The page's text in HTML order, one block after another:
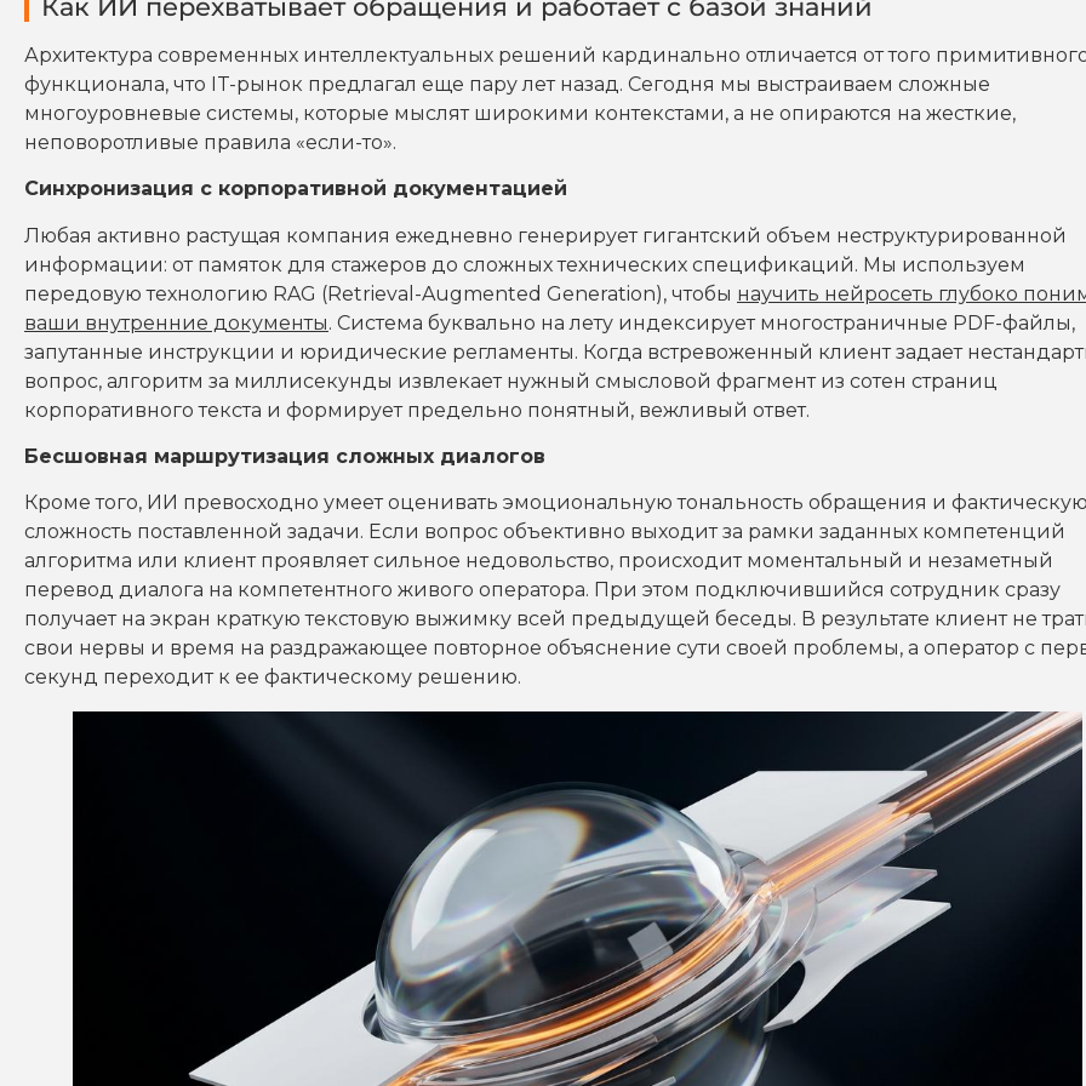
Как ИИ перехватывает обращения и работает с базой знаний
Архитектура современных интеллектуальных решений кардинально отличается от того
функционала, что IT-рынок предлагал еще пару лет назад. Сегодня мы выстраиваем сложные
многоуровневые системы, которые мыслят широкими контекстами, а не опираются на жесткие,
неповоротливые правила «если-то».
Синхронизация с корпоративной документацией
Любая активно растущая компания ежедневно генерирует гигантский объем неструктурированной
информации: от памяток для стажеров до сложных технических спецификаций. Мы используем
передовую технологию RAG (Retrieval-Augmented Generation), чтобы научить нейросеть глубоко
ваши внутренние документы. Система буквально на лету индексирует многостраничные PDF-файлы,
запутанные инструкции и юридические регламенты. Когда встревоженный клиент задает
вопрос, алгоритм за миллисекунды извлекает нужный смысловой фрагмент из сотен страниц
корпоративного текста и формирует предельно понятный, вежливый ответ.
Бесшовная маршрутизация сложных диалогов
Кроме того, ИИ превосходно умеет оценивать эмоциональную тональность обращения и фактическую
сложность поставленной задачи. Если вопрос объективно выходит за рамки заданных компетенций
алгоритма или клиент проявляет сильное недовольство, происходит моментальный и незаметный
перевод диалога на компетентного живого оператора. При этом подключившийся сотрудник сразу
получает на экран краткую текстовую выжимку всей предыдущей беседы. В результате клиент не
свои нервы и время на раздражающее повторное объяснение сути своей проблемы, а оператор с
секунд переходит к ее фактическому решению.